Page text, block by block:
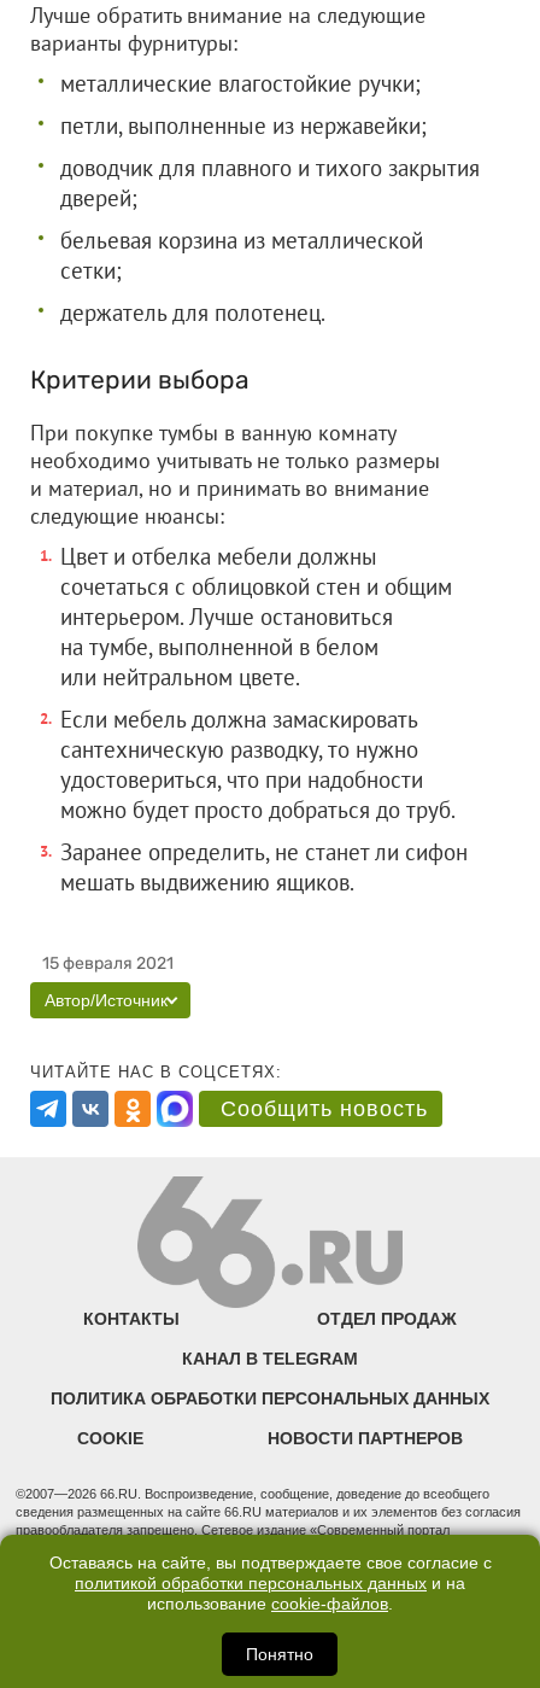
Лучше обратить внимание на следующие
варианты фурнитуры:
металлические влагостойкие ручки;
петли, выполненные из нержавейки;
доводчик для плавного и тихого закрытия
дверей;
бельевая корзина из металлической
сетки;
держатель для полотенец.
Критерии выбора
При покупке тумбы в ванную комнату
необходимо учитывать не только размеры
и материал, но и принимать во внимание
следующие нюансы:
Цвет и отбелка мебели должны
сочетаться с облицовкой стен и общим
интерьером. Лучше остановиться
на тумбе, выполненной в белом
или нейтральном цвете.
Если мебель должна замаскировать
сантехническую разводку, то нужно
удостовериться, что при надобности
можно будет просто добраться до труб.
Заранее определить, не станет ли сифон
мешать выдвижению ящиков.
15 февраля 2021
Автор/Источник
ЧИТАЙТЕ НАС В СОЦСЕТЯХ:
Сообщить новость
КОНТАКТЫ ОТДЕЛ ПРОДАЖ
КАНАЛ В TELEGRAM
ПОЛИТИКА ОБРАБОТКИ ПЕРСОНАЛЬНЫХ ДАННЫХ
COOKIE НОВОСТИ ПАРТНЕРОВ
©2007—2026 66.RU. Воспроизведение, сообщение, доведение до всеобщего
сведения размещенных на сайте 66.RU материалов и их элементов без согласия
правообладателя запрещено. Сетевое издание «Современный портал
надзору в сфере связи, информационных технологий и массовых коммуникаций
(Роскомнадзор). Регистрационный номер ЭЛ № ФС 77 - 76634 от 02.09.2019
Учредитель: Общество с ограниченной ответственностью "66.ру". Юридический
3, оф. 7015 Фактический адрес редакции и отдела продаж: 620014, Свердловская
обл., г. Екатеринбург, ул. Бориса Ельцина, д. 3, оф. 7015, +7 (343) 288-50-66
info@news.66.ru Главный редактор: Шлыков Дмитрий Владимирович
Оставаясь на сайте, вы подтверждаете свое согласие с
политикой обработки персональных данных и на
использование cookie-файлов.
Понятно